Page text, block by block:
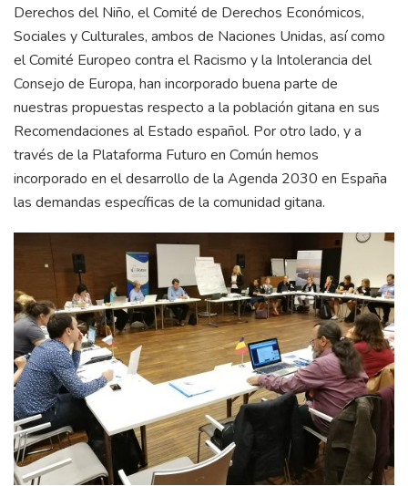
Derechos del Niño, el Comité de Derechos Económicos,
Sociales y Culturales, ambos de Naciones Unidas, así como
el Comité Europeo contra el Racismo y la Intolerancia del
Consejo de Europa, han incorporado buena parte de
nuestras propuestas respecto a la población gitana en sus
Recomendaciones al Estado español. Por otro lado, y a
través de la Plataforma Futuro en Común hemos
incorporado en el desarrollo de la Agenda 2030 en España
las demandas específicas de la comunidad gitana.